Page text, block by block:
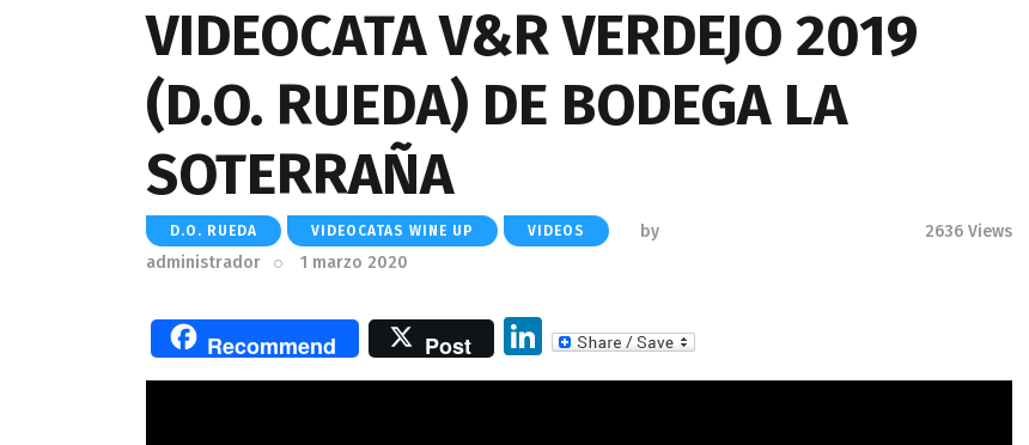
VIDEOCATA V&R VERDEJO 2019
(D.O. RUEDA) DE BODEGA LA
SOTERRAÑA
D.O. RUEDA VIDEOCATAS WINE UP VIDEOS
by
administrador
1 marzo 2020
2636 Views
Recommend Post
Li
n